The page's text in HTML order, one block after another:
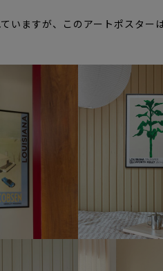
いますが、このアートポスター